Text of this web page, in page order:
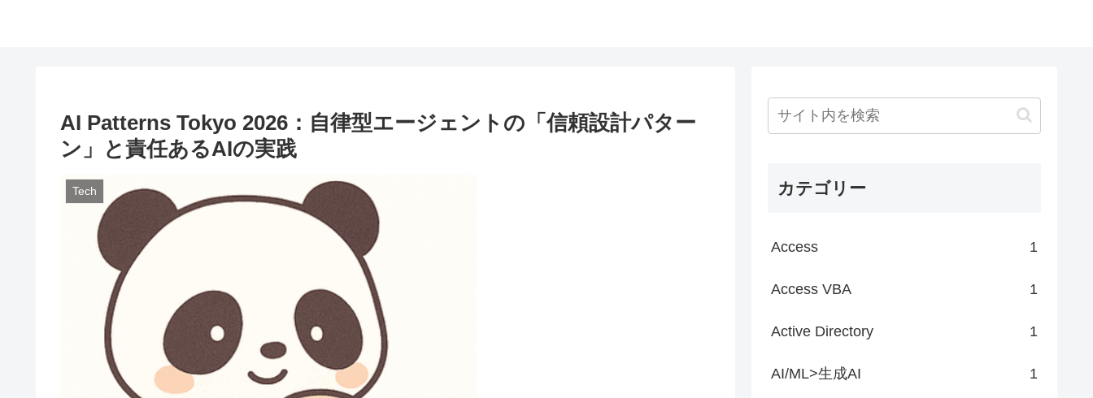
AI Patterns Tokyo 2026：自律型エージェントの「信頼設計パター
ン」と責任あるAIの実践
Tech カテゴリー
Access 1
Access VBA 1
Active Directory 1
AI/ML>生成AI 1